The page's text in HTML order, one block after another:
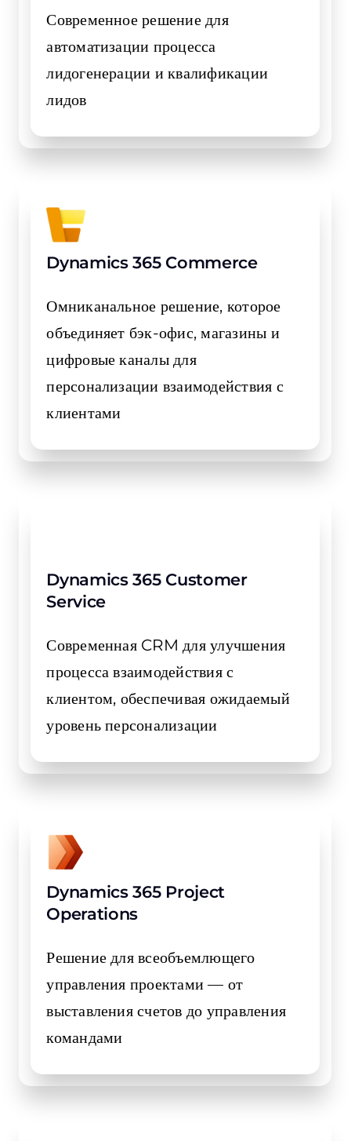
Современное решение для
автоматизации процесса
лидогенерации и квалификации
лидов
Dynamics 365 Commerce
Омниканальное решение, которое
объединяет бэк-офис, магазины и
цифровые каналы для
персонализации взаимодействия с
клиентами
Dynamics 365 Customer
Service
Современная CRM для улучшения
процесса взаимодействия с
клиентом, обеспечивая ожидаемый
уровень персонализации
Dynamics 365 Project
Operations
Решение для всеобъемлющего
управления проектами — от
выставления счетов до управления
командами